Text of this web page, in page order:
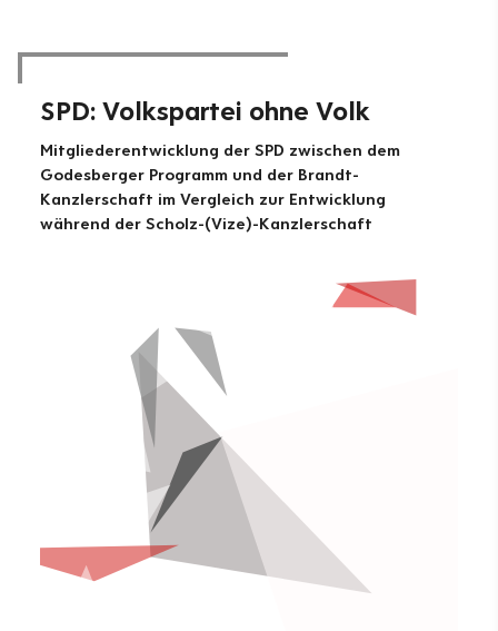
SPD: Volkspartei ohne Volk
Mitgliederentwicklung der SPD zwischen dem
Godesberger Programm und der Brandt-
Kanzlerschaft im Vergleich zur Entwicklung
während der Scholz-(Vize)-Kanzlerschaft